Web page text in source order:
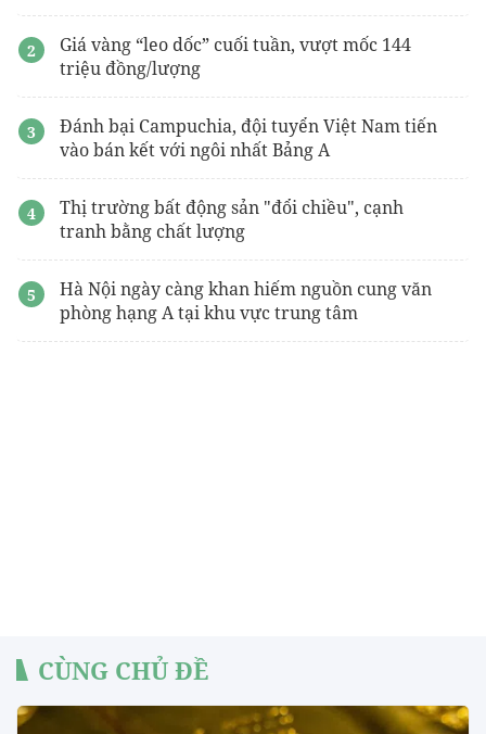
Giá vàng “leo dốc” cuối tuần, vượt mốc 144
triệu đồng/lượng
Đánh bại Campuchia, đội tuyển Việt Nam tiến
vào bán kết với ngôi nhất Bảng A
Thị trường bất động sản "đổi chiều", cạnh
tranh bằng chất lượng
Hà Nội ngày càng khan hiếm nguồn cung văn
phòng hạng A tại khu vực trung tâm
CÙNG CHỦ ĐỀ